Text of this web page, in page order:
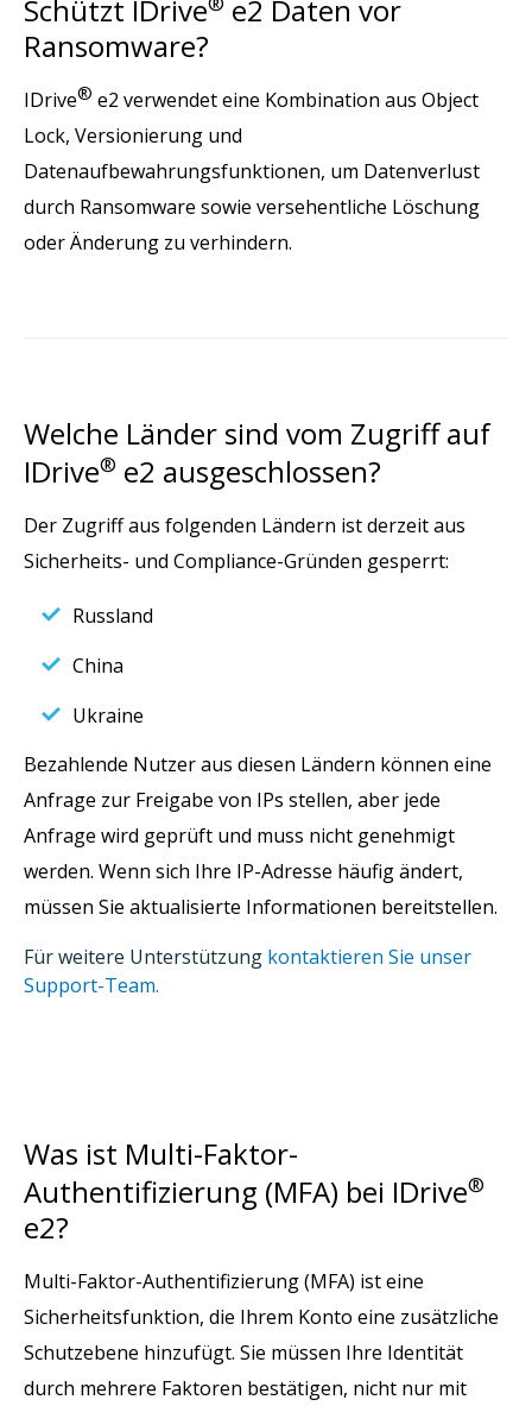
Schützt IDrive
e2 Daten vor
Ransomware?
IDrive® e2 verwendet eine Kombination aus Object
Lock, Versionierung und
Datenaufbewahrungsfunktionen, um Datenverlust
durch Ransomware sowie versehentliche Löschung
oder Änderung zu verhindern.
Welche Länder sind vom Zugriff auf
IDrive® e2 ausgeschlossen?
Der Zugriff aus folgenden Ländern ist derzeit aus
Sicherheits- und Compliance-Gründen gesperrt:
Russland
China
Ukraine
Bezahlende Nutzer aus diesen Ländern können eine
Anfrage zur Freigabe von IPs stellen, aber jede
Anfrage wird geprüft und muss nicht genehmigt
werden. Wenn sich Ihre IP-Adresse häufig ändert,
müssen Sie aktualisierte Informationen bereitstellen.
Für weitere Unterstützung kontaktieren Sie unser
Support-Team.
Was ist Multi-Faktor-
Authentifizierung (MFA) bei IDrive®
e2?
Multi-Faktor-Authentifizierung (MFA) ist eine
Sicherheitsfunktion, die Ihrem Konto eine zusätzliche
Schutzebene hinzufügt. Sie müssen Ihre Identität
durch mehrere Faktoren bestätigen, nicht nur mit